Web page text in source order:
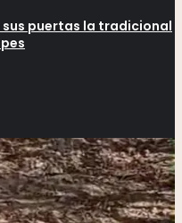
puertas la tradicional